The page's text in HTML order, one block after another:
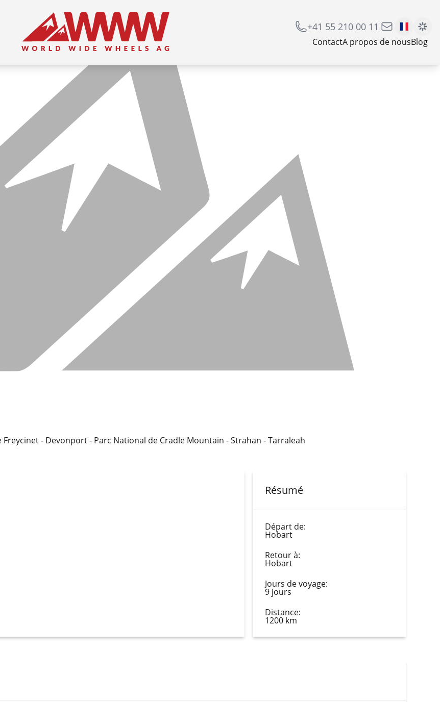
+41 55 210 00 11
ContactA propos de nousBlog
- Devonport - Parc National de Cradle Mountain - Strahan - Tarraleah
Résumé
Départ de:
Hobart
Retour à:
Hobart
Jours de voyage:
9 jours
Distance:
1200 km